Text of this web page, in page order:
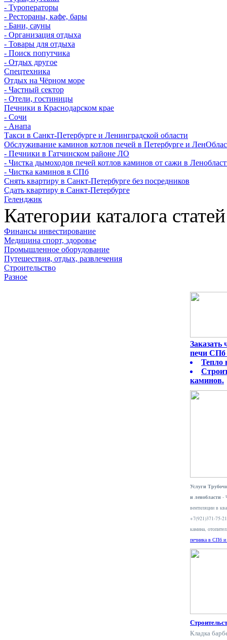
- Туроператоры
- Рестораны, кафе, бары
- Бани, сауны
- Организация отдыха
- Товары для отдыха
- Поиск попутчика
- Отдых другое
Спецтехника
Отдых на Чёрном море
- Частный сектор
- Отели, гостиницы
Печники в Краснодарском крае
- Сочи
- Анапа
Такси в Санкт-Петербурге и Ленинградской области
Обслуживание каминов котлов печей в Петербурге и
- Печники в Гатчинском районе ЛО
- Чистка дымоходов печей котлов каминов от сажи в
- Чистка каминов в СПб
Снять квартиру в Санкт-Петербурге без посредников
Сдать квартиру в Санкт-Петербурге
Геленджик
Категории каталога статей
Финансы инвестирование
Медицина спорт, здоровье
Промышленное оборудование
Путешествия, отдых, развлечения
Строительство
Разное
Заказать
печи СПб
Тепло
каминов.
Услуги
и ленобласти -
вентиляции в
+7(921)371-75-
камина,
печника в СПб и
Кладка